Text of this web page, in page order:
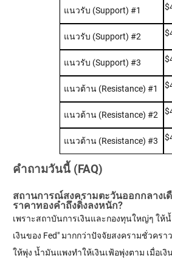
แนวรับ (Support) #1
แนวรับ (Support) #2
แนวรับ (Support) #3
แนวต้าน (Resistance) #1
แนวต้าน (Resistance) #2
แนวต้าน (Resistance) #3
คำถามวันนี้ (FAQ)
สถานการณ์สงครามตะวันออกกลางเ
ราคาทองคำถึงดิ่งลงหนัก?
เพราะสถาบันการเงินและกองทุนใหญ่ๆ ให้
เงินของ Fed" มากกว่าปัจจัยสงครามชั่วคร
ให้พุ่ง น้ำมันแพงทำให้เงินเฟ้อพุ่งตาม เมื่อเงิ